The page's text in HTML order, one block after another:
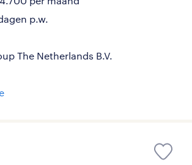
p.w.
The Netherlands B.V.